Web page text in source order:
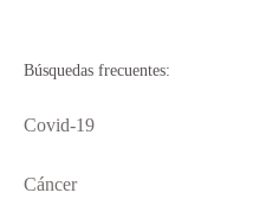
Búsquedas frecuentes:
Covid-19
Cáncer